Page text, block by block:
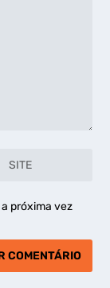
próxima vez